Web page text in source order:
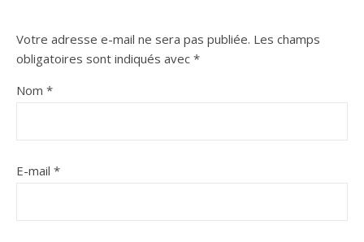
Votre adresse e-mail ne sera pas publiée. Les champs
obligatoires sont indiqués avec *
Nom *
E-mail *